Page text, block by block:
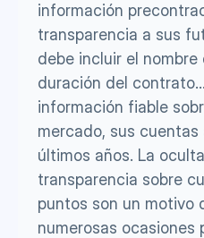
información
transparencia a sus
debe incluir el nombre
duración del
información fiable
mercado, sus
últimos años. La
transparencia sobre
puntos son un motivo
numerosas ocasiones